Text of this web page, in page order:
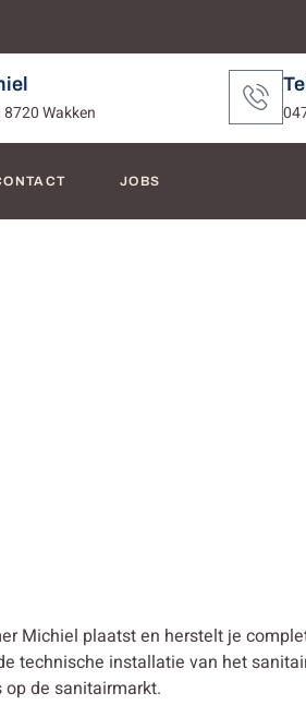
Wakken
JOBS
Michiel plaatst en herstelt je
technische installatie van het
de sanitairmarkt.